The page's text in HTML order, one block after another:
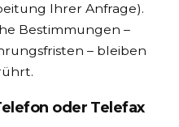
Ihrer Anfrage).
Bestimmungen –
– bleiben
oder Telefax